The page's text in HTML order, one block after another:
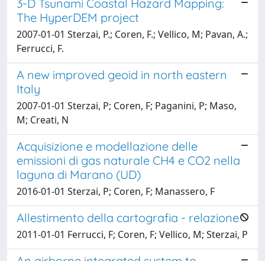
3-D Tsunami Coastal Hazard Mapping:
The HyperDEM project
2007-01-01 Sterzai, P.; Coren, F.; Vellico, M; Pavan, A.;
Ferrucci, F.
A new improved geoid in north eastern
Italy
2007-01-01 Sterzai, P; Coren, F; Paganini, P; Maso,
M; Creati, N
Acquisizione e modellazione delle
emissioni di gas naturale CH4 e CO2 nella
laguna di Marano (UD)
2016-01-01 Sterzai, P; Coren, F; Manassero, F
Allestimento della cartografia - relazione
2011-01-01 Ferrucci, F; Coren, F; Vellico, M; Sterzai, P